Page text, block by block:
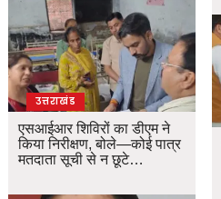
उत्तराखंड
एसआईआर शिविरों का डीएम ने
किया निरीक्षण, बोले—कोई पात्र
मतदाता सूची से न छूटे…